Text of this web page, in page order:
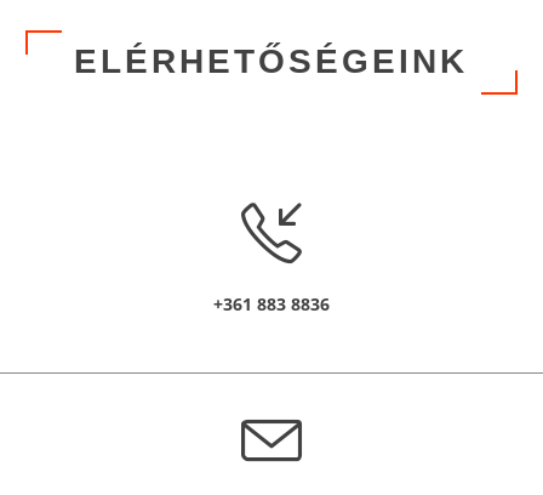
ELÉRHETŐSÉGEINK
+361 883 8836